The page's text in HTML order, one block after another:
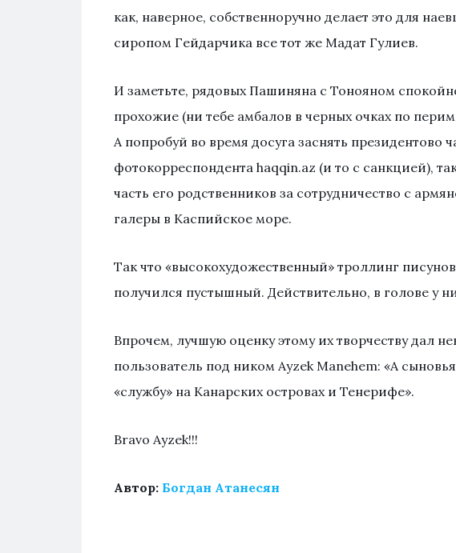
как, наверное, собственноручно делает это для
сиропом Гейдарчика все тот же Мадат Гулиев.
И заметьте, рядовых Пашиняна с Тонояном
прохожие (ни тебе амбалов в черных очках по
А попробуй во время досуга заснять президентово
фотокорреспондента haqqin.az (и то с санкцией),
часть его родственников за сотрудничество с
галеры в Каспийское море.
Так что «высокохудожественный» троллинг
получился пустышный. Действительно, в голове у
Впрочем, лучшую оценку этому их творчеству дал
пользователь под ником Ayzek Manehem: «А
«службу» на Канарских островах и Тенерифе».
Bravo Ayzek!!!
Автор: Богдан Атанесян